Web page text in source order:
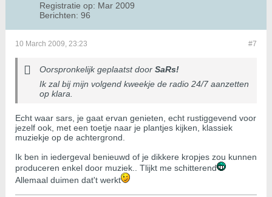
Registratie op: Mar 2009
Berichten: 96
#7
10 March 2009, 23:23
Oorspronkelijk geplaatst door SaRs!
Ik zal bij mijn volgend kweekje de radio 24/7 aanzetten
op klara.
Echt waar sars, je gaat ervan genieten, echt rustiggevend voor
jezelf ook, met een toetje naar je plantjes kijken, klassiek
muziekje op de achtergrond.
Ik ben in iedergeval benieuwd of je dikkere kropjes zou kunnen
produceren enkel door muziek.. Tlijkt me schitterend
Allemaal duimen dat't werkt